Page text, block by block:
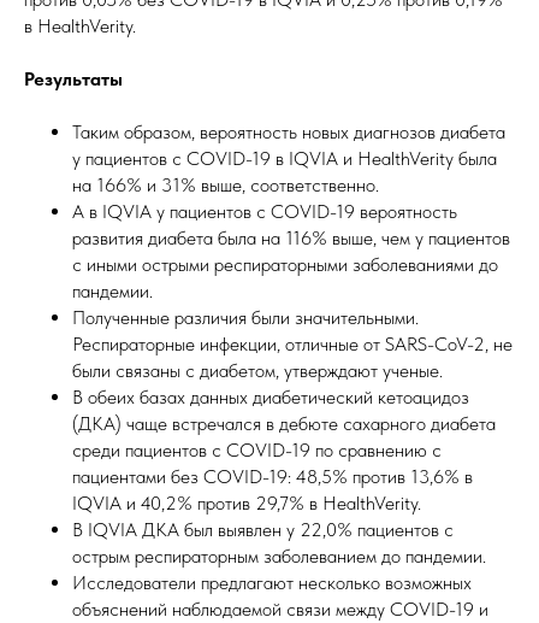
в HealthVerity.
Результаты
Таким образом, вероятность новых диагнозов диабета
у пациентов с COVID-19 в IQVIA и HealthVerity была
на 166% и 31% выше, соответственно.
А в IQVIA у пациентов с COVID-19 вероятность
развития диабета была на 116% выше, чем у пациентов
с иными острыми респираторными заболеваниями до
пандемии.
Полученные различия были значительными.
Респираторные инфекции, отличные от SARS-CoV-2, не
были связаны с диабетом, утверждают ученые.
В обеих базах данных диабетический кетоацидоз
(ДКА) чаще встречался в дебюте сахарного диабета
среди пациентов с COVID-19 по сравнению с
пациентами без COVID-19: 48,5% против 13,6% в
IQVIA и 40,2% против 29,7% в HealthVerity.
В IQVIA ДКА был выявлен у 22,0% пациентов с
острым респираторным заболеванием до пандемии.
Исследователи предлагают несколько возможных
объяснений наблюдаемой связи между COVID-19 и